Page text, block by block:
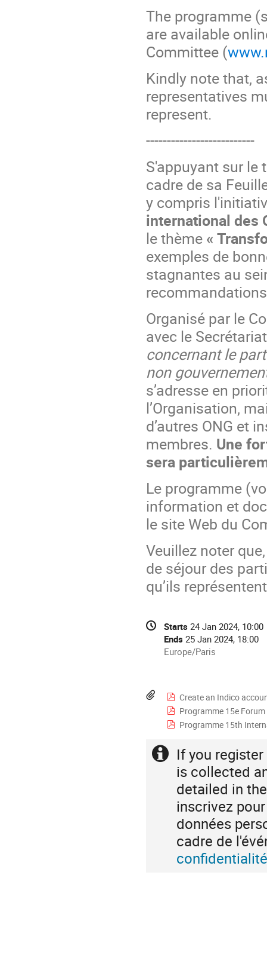
The programme
are available
Committee (
Kindly note that,
representatives
represent.
--------------------------
S'appuyant sur le
cadre de sa
y compris
international des
le thème «
exemples de
stagnantes au
Organisé par le
avec le
concernant le
non
s’adresse en
l’Organisation,
d’autres ONG et
membres. Une
sera
Le programme
information et
le site Web du
Veuillez noter
de séjour des
qu’ils
Conference
information
Date/Time
Starts 24 Jan 2024, 10:00
Ends 25 Jan 2024, 18:00
All
Europe/Paris
Europe/Paris
Materials
Create an Indico
Programme 15e Forum
Programme 15th
Extra
information
If you
is collected
detailed in
inscrivez
données
cadre de